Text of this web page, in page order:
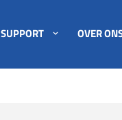
SUPPORT OVER